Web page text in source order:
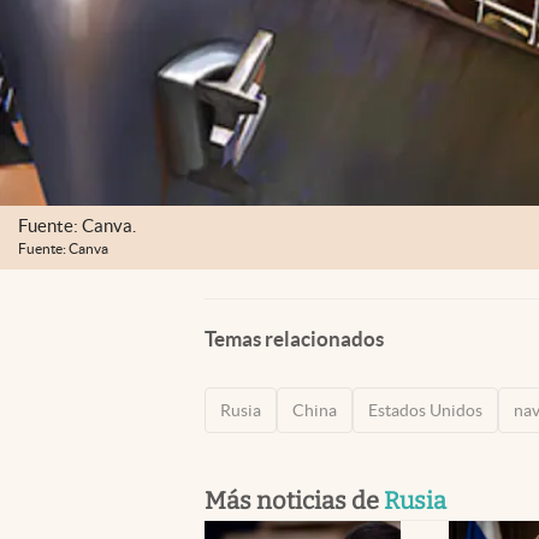
Fuente: Canva.
Fuente: Canva
Temas relacionados
Rusia China Estados Unidos
Más noticias de Rusia